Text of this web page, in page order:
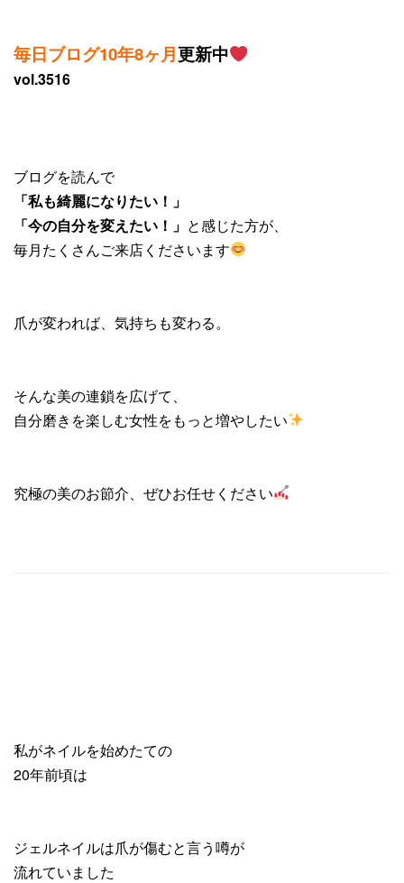
毎日ブログ10年8ヶ月更新中
vol.3516
ブログを読んで
「私も綺麗になりたい！」
「今の自分を変えたい！」 と感じた方が、
毎月たくさんご来店くださいます
爪が変われば、気持ちも変わる。
そんな美の連鎖を広げて、
自分磨きを楽しむ女性をもっと増やしたい
究極の美のお節介、ぜひお任せください
私がネイルを始めたての
20年前頃は
ジェルネイルは爪が傷むと言う噂が
流れていました